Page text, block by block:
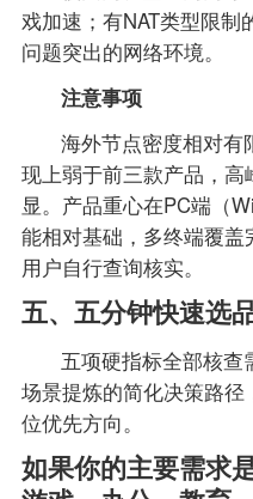
戏加速；有NAT类型限制
问题突出的网络环境。
注意事项
海外节点密度相对有
现上弱于前三款产品，
显。产品重心在PC端（
能相对基础，多终端覆
用户自行查询核实。
五、五分钟快速选
五项硬指标全部核查
场景提炼的简化决策路
位优先方向。
如果你的主要需求